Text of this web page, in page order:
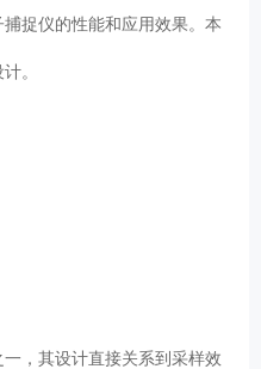
捉仪的性能和应用效果。本
。
，其设计直接关系到采样效